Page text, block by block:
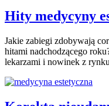
Hity medycyny
Jakie zabiegi zdobywają
hitami nadchodzącego
lekarzami i nowinek z